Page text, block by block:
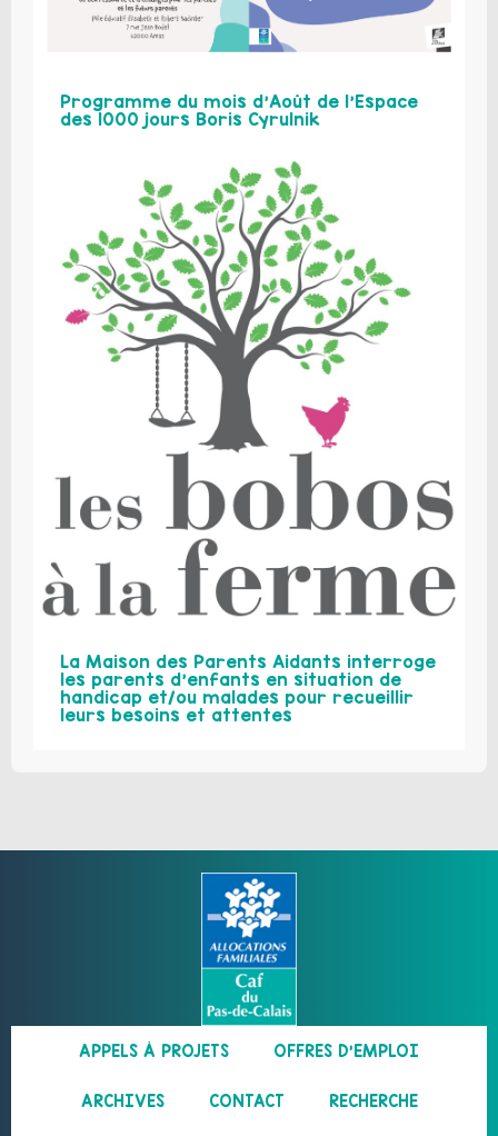
Programme du mois d’Août de l’Espace
des 1000 jours Boris Cyrulnik
La Maison des Parents Aidants interroge
les parents d’enfants en situation de
handicap et/ou malades pour recueillir
leurs besoins et attentes
APPELS À PROJETS OFFRES D’EMPLOI
ARCHIVES CONTACT RECHERCHE